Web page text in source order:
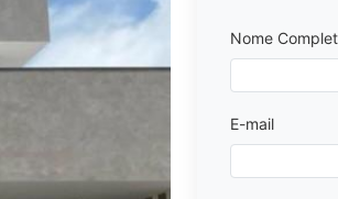
Nome
E-mail